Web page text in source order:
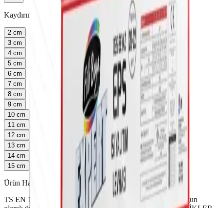
Kaydırın ya da oklarla değiştirin.
2 cm
3 cm
4 cm
5 cm
6 cm
7 cm
8 cm
9 cm
10 cm
11 cm
12 cm
13 cm
14 cm
15 cm
Ürün Hakkında
TS EN 13163 nolu Isı Yalıtım Malzemeleri Standardı'na uygun